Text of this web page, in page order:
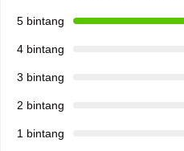
5 bintang
4 bintang
3 bintang
2 bintang
1 bintang